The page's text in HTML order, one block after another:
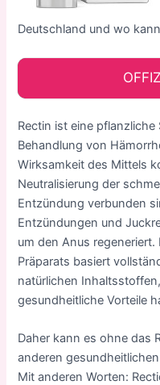
Deutschland und wo
Rectin ist eine
Behandlung von
Wirksamkeit des Mittels
Neutralisierung der
Entzündung verbunden
Entzündungen und
um den Anus
Präparats basiert
natürlichen
gesundheitliche Vorteile
Daher kann es ohne das
anderen
Mit anderen Worten: